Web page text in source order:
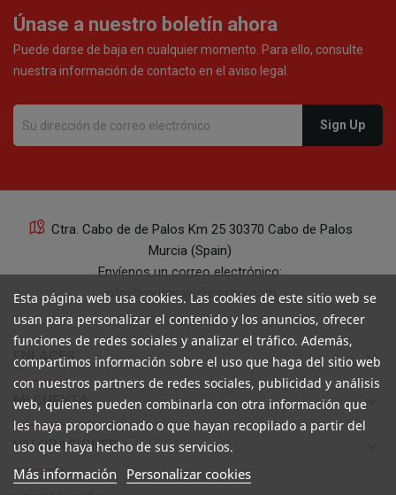
Únase a nuestro boletín ahora
Puede darse de baja en cualquier momento. Para ello, consulte
nuestra información de contacto en el aviso legal.
Ctra. Cabo de de Palos Km 25 30370 Cabo de Palos
Murcia (Spain)
Envíenos un correo electrónico:
info@yourspanishcorner.com
+34 647 29 98 21 de 9 a 14:30
ENLACES keyboard_arrow_down
MI CUENTA keyboard_arrow_down
VALORACIONES
Esta página web usa cookies. Las cookies de este sitio web se
usan para personalizar el contenido y los anuncios, ofrecer
funciones de redes sociales y analizar el tráfico. Además,
compartimos información sobre el uso que haga del sitio web
con nuestros partners de redes sociales, publicidad y análisis
web, quienes pueden combinarla con otra información que
les haya proporcionado o que hayan recopilado a partir del
uso que haya hecho de sus servicios.
Más información Personalizar cookies